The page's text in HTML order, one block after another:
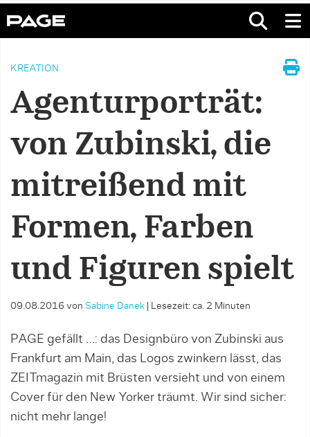
KREATION
Agenturporträt:
von Zubinski, die
mitreißend mit
Formen, Farben
und Figuren spielt
09.08.2016 von Sabine Danek Lesezeit: ca. 2 Minuten
PAGE gefällt …: das Designbüro von Zubinski aus
Frankfurt am Main, das Logos zwinkern lässt, das
ZEITmagazin mit Brüsten versieht und von einem
Cover für den New Yorker träumt. Wir sind sicher:
nicht mehr lange!